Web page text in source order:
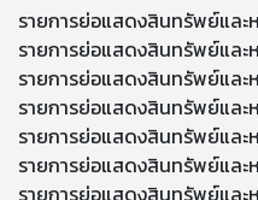
รายการย่อแสดงสินทรัพย์แล
รายการย่อแสดงสินทรัพย์แล
รายการย่อแสดงสินทรัพย์แล
รายการย่อแสดงสินทรัพย์และ
รายการย่อแสดงสินทรัพย์แล
รายการย่อแสดงสินทรัพย์แล
รายการย่อแสดงสินทรัพย์แล